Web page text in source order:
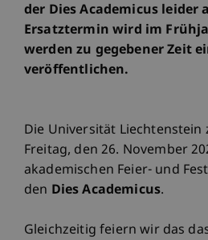
der Dies Academicus leider
Ersatztermin wird im
werden zu gegebener Zeit
veröffentlichen.
Die Universität Liechtenstein
Freitag, den 26. November
akademischen Feier- und
den Dies Academicus.
Gleichzeitig feiern wir das